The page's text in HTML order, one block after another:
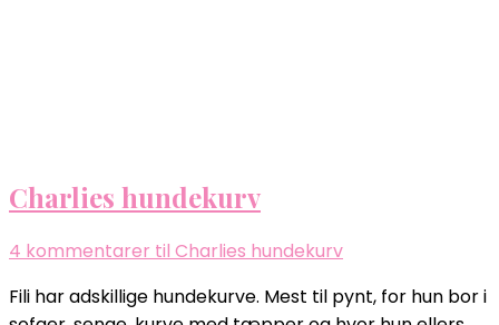
Charlies hundekurv
4 kommentarer til Charlies hundekurv
Fili har adskillige hundekurve. Mest til pynt, for hun bor i